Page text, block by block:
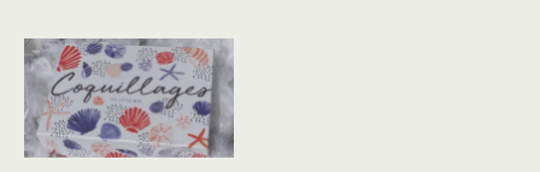
o
u
v
r
e
d
a
n
s
(
o
u
v
r
e
d
a
n